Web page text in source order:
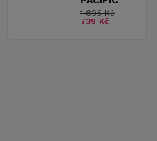
1 695 Kč
739 Kč